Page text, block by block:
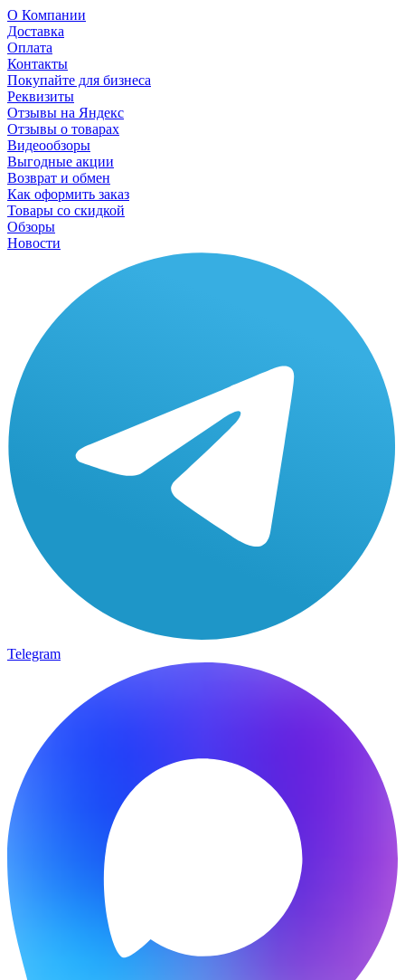
О Компании
Доставка
Оплата
Контакты
Покупайте для бизнеса
Реквизиты
Отзывы на Яндекс
Отзывы о товарах
Видеообзоры
Выгодные акции
Возврат и обмен
Как оформить заказ
Товары со скидкой
Обзоры
Новости
Telegram